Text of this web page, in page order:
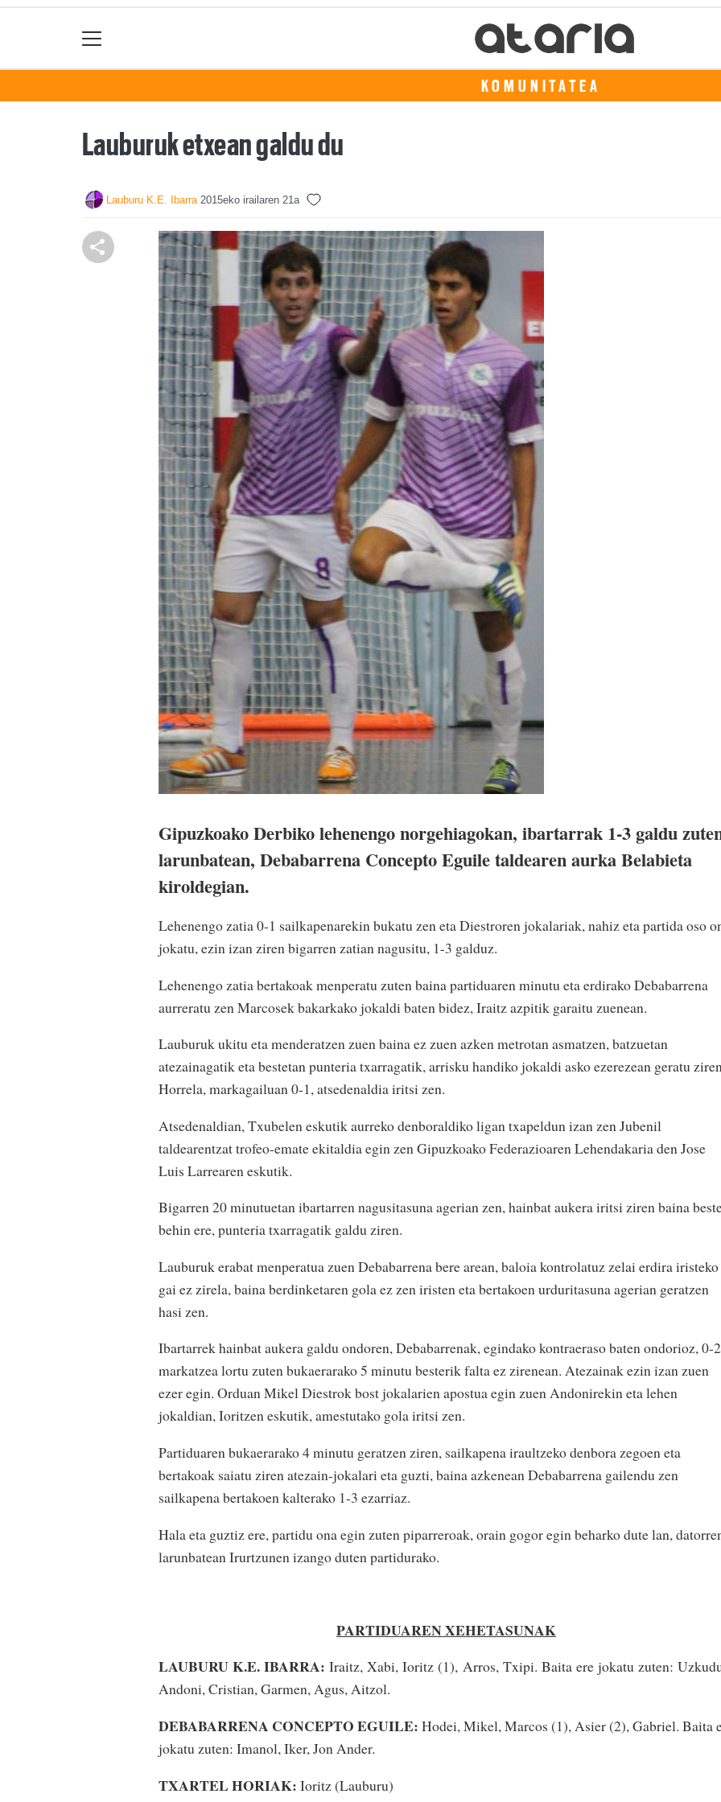
KOMUNITATEA
Lauburuk etxean galdu du
Lauburu K.E. Ibarra 2015eko irailaren 21a
Gipuzkoako Derbiko lehenengo norgehiagokan, ibartarrak 1-3 galdu
larunbatean, Debabarrena Concepto Eguile taldearen aurka Belabieta
kiroldegian.
Lehenengo zatia 0-1 sailkapenarekin bukatu zen eta Diestroren jokalariak, nahiz eta partida oso
jokatu, ezin izan ziren bigarren zatian nagusitu, 1-3 galduz.
Lehenengo zatia bertakoak menperatu zuten baina partiduaren minutu eta erdirako Debabarrena
aurreratu zen Marcosek bakarkako jokaldi baten bidez, Iraitz azpitik garaitu zuenean.
Lauburuk ukitu eta menderatzen zuen baina ez zuen azken metrotan asmatzen, batzuetan
atezainagatik eta bestetan punteria txarragatik, arrisku handiko jokaldi asko ezerezean geratu
Horrela, markagailuan 0-1, atsedenaldia iritsi zen.
Atsedenaldian, Txubelen eskutik aurreko denboraldiko ligan txapeldun izan zen Jubenil
taldearentzat trofeo-emate ekitaldia egin zen Gipuzkoako Federazioaren Lehendakaria den Jose
Luis Larrearen eskutik.
Bigarren 20 minutuetan ibartarren nagusitasuna agerian zen, hainbat aukera iritsi ziren baina
behin ere, punteria txarragatik galdu ziren.
Lauburuk erabat menperatua zuen Debabarrena bere arean, baloia kontrolatuz zelai erdira iristeko
gai ez zirela, baina berdinketaren gola ez zen iristen eta bertakoen urduritasuna agerian geratzen
hasi zen.
Ibartarrek hainbat aukera galdu ondoren, Debabarrenak, egindako kontraeraso baten ondorioz, 0-2
markatzea lortu zuten bukaerarako 5 minutu besterik falta ez zirenean. Atezainak ezin izan zuen
ezer egin. Orduan Mikel Diestrok bost jokalarien apostua egin zuen Andonirekin eta lehen
jokaldian, Ioritzen eskutik, amestutako gola iritsi zen.
Partiduaren bukaerarako 4 minutu geratzen ziren, sailkapena iraultzeko denbora zegoen eta
bertakoak saiatu ziren atezain-jokalari eta guzti, baina azkenean Debabarrena gailendu zen
sailkapena bertakoen kalterako 1-3 ezarriaz.
Hala eta guztiz ere, partidu ona egin zuten piparreroak, orain gogor egin beharko dute lan,
larunbatean Irurtzunen izango duten partidurako.
PARTIDUAREN XEHETASUNAK
LAUBURU K.E. IBARRA:Iraitz, Xabi, Ioritz (1), Arros, Txipi. Baita ere jokatu zuten:
Andoni, Cristian, Garmen, Agus, Aitzol.
DEBABARRENA CONCEPTO EGUILE: Hodei, Mikel, Marcos (1), Asier (2), Gabriel. Baita
jokatu zuten: Imanol, Iker, Jon Ander.
TXARTEL HORIAK: Ioritz (Lauburu)